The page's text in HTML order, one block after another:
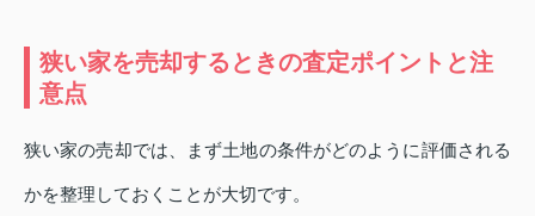
狭い家を売却するときの査定ポイントと注
意点
狭い家の売却では、まず土地の条件がどのように評価される
かを整理しておくことが大切です。